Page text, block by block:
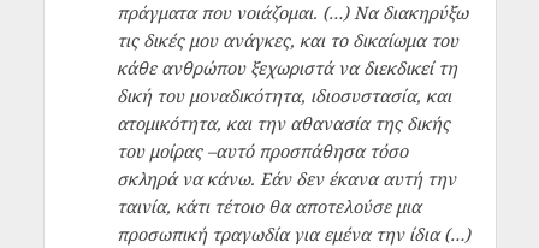
πράγματα που νοιάζομαι. (…) Να διακηρύξω
τις δικές μου ανάγκες, και το δικαίωμα του
κάθε ανθρώπου ξεχωριστά να διεκδικεί τη
δική του μοναδικότητα, ιδιοσυστασία, και
ατομικότητα, και την αθανασία της δικής
του μοίρας –αυτό προσπάθησα τόσο
σκληρά να κάνω. Εάν δεν έκανα αυτή την
ταινία, κάτι τέτοιο θα αποτελούσε μια
προσωπική τραγωδία για εμένα την ίδια (…)